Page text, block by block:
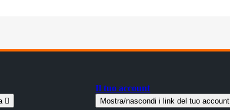

Il tuo account
Mostra/nascondi i link del tuo account